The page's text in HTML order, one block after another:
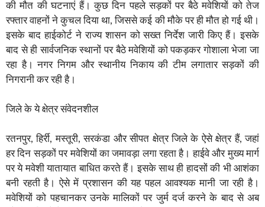
की मौत की घटनाएं हैं। कुछ दिन पहले सड़कों पर बैठे मवेशियों को तेज
रफ्तार वाहनों ने कुचल दिया था, जिससे कई की मौके पर ही मौत हो गई थी।
इसके बाद हाईकोर्ट ने राज्य शासन को सख्त निर्देश जारी किए हैं। इसके
बाद से ही सार्वजनिक स्थानों पर बैठे मवेशियों को पकड़कर गोशाला भेजा जा
रहा है। नगर निगम और स्थानीय निकाय की टीम लगातार सड़कों की
निगरानी कर रही है।
जिले के ये क्षेत्र संवेदनशील
रतनपुर, हिर्री, मस्तूरी, सरकंडा और सीपत क्षेत्र जिले के ऐसे क्षेत्र हैं, जहां
हर दिन सड़कों पर मवेशियों का जमावड़ा लगा रहता है। हाईवे और मुख्य मार्ग
पर ये मवेशी यातायात बाधित करते हैं। इसके साथ ही हादसों की भी आशंका
बनी रहती है। ऐसे में प्रशासन की यह पहल आवश्यक मानी जा रही है।
मवेशियों को पहचानकर उनके मालिकों पर जुर्म दर्ज करने के बाद से अब